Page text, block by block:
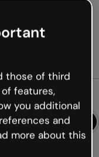
those of third
features,
you additional
and
more about this